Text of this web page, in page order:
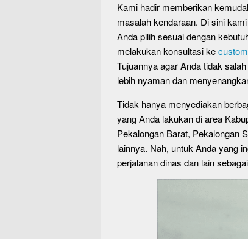
Kami hadir memberikan
masalah kendaraan. Di sini
Anda pilih sesuai dengan
melakukan konsultasi ke
Tujuannya agar Anda tidak
lebih nyaman dan
Tidak hanya menyediakan
yang Anda lakukan di area
Pekalongan Barat, Pekalongan
lainnya. Nah, untuk Anda yang
perjalanan dinas dan lain